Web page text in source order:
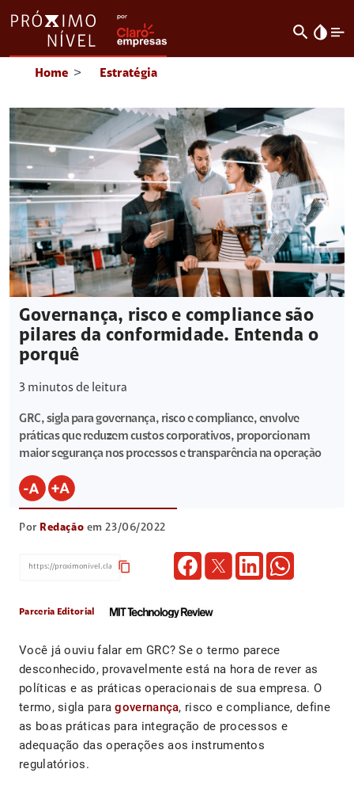
search invert_colors
Home > Estratégia
Governança, risco e compliance são
pilares da conformidade. Entenda o
porquê
3 minutos de leitura
GRC, sigla para governança, risco e compliance, envolve
práticas que reduzem custos corporativos, proporcionam
maior segurança nos processos e transparência na operação
Por Redação em 23/06/2022
content_copy
Parceria Editorial
Você já ouviu falar em GRC? Se o termo parece
desconhecido, provavelmente está na hora de rever as
políticas e as práticas operacionais de sua empresa. O
termo, sigla paragovernança, risco e compliance, define
as boas práticas para integração de processos e
adequação das operações aos instrumentos
regulatórios.